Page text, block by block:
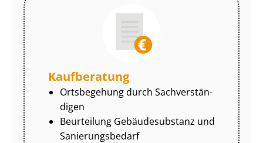
Kaufberatung
Ortsbegehung durch Sach­ver­stän­
di­gen
Beurteilung Gebäudesubstanz und
Sa­nie­rungs­be­darf